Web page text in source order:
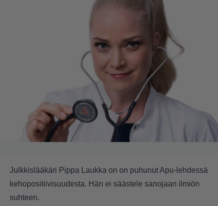
Julkkislääkäri Pippa Laukka on on puhunut Apu-lehdessä
kehopositiivisuudesta. Hän ei säästele sanojaan ilmiön
suhteen.